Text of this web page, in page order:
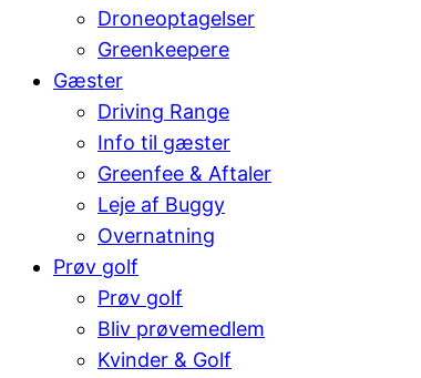
Droneoptagelser
Greenkeepere
Gæster
Driving Range
Info til gæster
Greenfee & Aftaler
Leje af Buggy
Overnatning
Prøv golf
Prøv golf
Bliv prøvemedlem
Kvinder & Golf